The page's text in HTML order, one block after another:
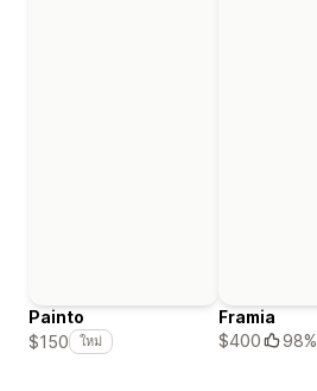
Painto
$150
ใหม่
Framia
$400
98%